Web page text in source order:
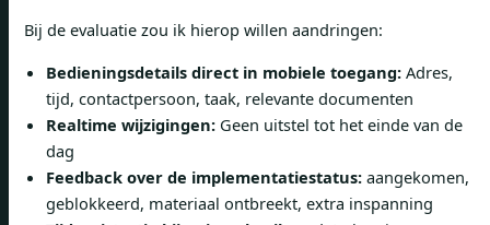
Bij de evaluatie zou ik hierop willen aandringen:
Bedieningsdetails direct in mobiele toegang: Adres,
tijd, contactpersoon, taak, relevante documenten
Realtime wijzigingen: Geen uitstel tot het einde van de
dag
Feedback over de implementatiestatus: aangekomen,
geblokkeerd, materiaal ontbreekt, extra inspanning